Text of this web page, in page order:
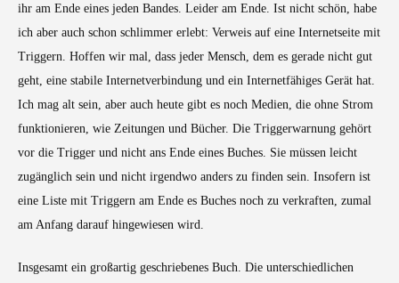
ihr am Ende eines jeden Bandes. Leider am Ende. Ist nicht schön, habe
ich aber auch schon schlimmer erlebt: Verweis auf eine Internetseite mit
Triggern. Hoffen wir mal, dass jeder Mensch, dem es gerade nicht gut
geht, eine stabile Internetverbindung und ein Internetfähiges Gerät hat.
Ich mag alt sein, aber auch heute gibt es noch Medien, die ohne Strom
funktionieren, wie Zeitungen und Bücher. Die Triggerwarnung gehört
vor die Trigger und nicht ans Ende eines Buches. Sie müssen leicht
zugänglich sein und nicht irgendwo anders zu finden sein. Insofern ist
eine Liste mit Triggern am Ende es Buches noch zu verkraften, zumal
am Anfang darauf hingewiesen wird.
Insgesamt ein großartig geschriebenes Buch. Die unterschiedlichen